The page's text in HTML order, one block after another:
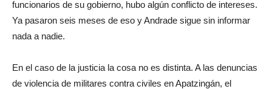
funcionarios de su gobierno, hubo algún conflicto de intereses.
Ya pasaron seis meses de eso y Andrade sigue sin informar
nada a nadie.
En el caso de la justicia la cosa no es distinta. A las denuncias
de violencia de militares contra civiles en Apatzingán, el